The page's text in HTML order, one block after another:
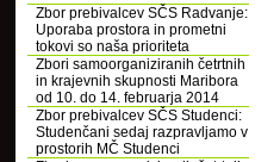
Zbor prebivalcev SČS Radvanje:
Uporaba prostora in prometni
tokovi so naša prioriteta
Zbori samoorganiziranih četrtnih
in krajevnih skupnosti Maribora
od 10. do 14. februarja 2014
Zbor prebivalcev SČS Studenci:
Studenčani sedaj razpravljamo v
prostorih MČ Studenci